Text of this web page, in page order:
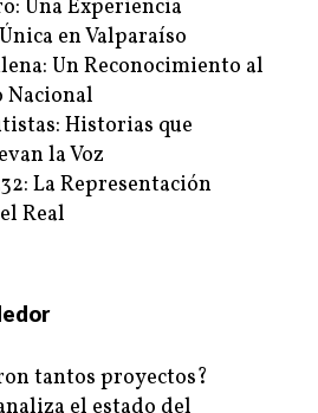
Una Experiencia
en Valparaíso
Un Reconocimiento al
Historias que
la Voz
La Representación
Real
tantos proyectos?